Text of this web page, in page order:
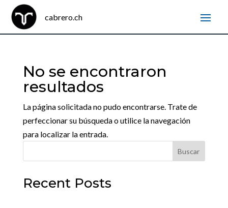
No se encontraron
resultados
La página solicitada no pudo encontrarse. Trate de
perfeccionar su búsqueda o utilice la navegación
para localizar la entrada.
Buscar
Recent Posts